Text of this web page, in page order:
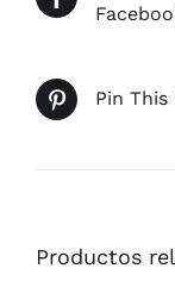
Pin
Productos